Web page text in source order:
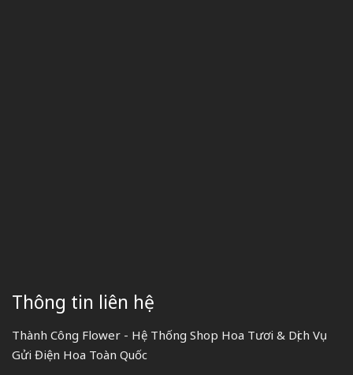
Thông tin liên hệ
Thành Công Flower - Hệ Thống Shop Hoa Tươi & Dịch Vụ
Gửi Điện Hoa Toàn Quốc